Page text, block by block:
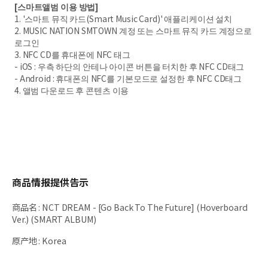
[스마트앨범 이용 방법]
1. '스마트 뮤직 카드(Smart Music Card)' 애플리케이션 설치
2. MUSIC NATION SMTOWN 계정 또는 스마트 뮤직 카드 계정으로
로그인
3. NFC CD를 휴대폰에 NFC 태그
- iOS : 우측 하단의 안테나 아이콘 버튼을 터치한 후 NFC CD태그
- Android : 휴대폰의 NFC를 기본모드로 설정한 후 NFC CD태그
4. 앨범 다운로드 후 콘텐츠 이용
商品情报提供告示
商品名: NCT DREAM - [Go Back To The Future] (Hoverboard
Ver.) (SMART ALBUM)
原产地: Korea